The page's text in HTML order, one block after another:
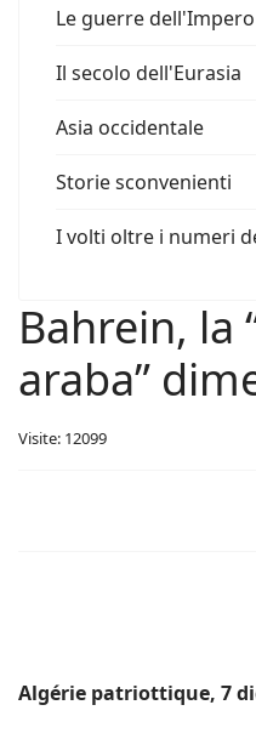
Le guerre
Il secolo dell'Eurasia
Asia occidentale
Storie sconvenienti
I volti oltre i numeri
Bahrein, la
araba”
Visite: 12099
Algérie patriottique, 7